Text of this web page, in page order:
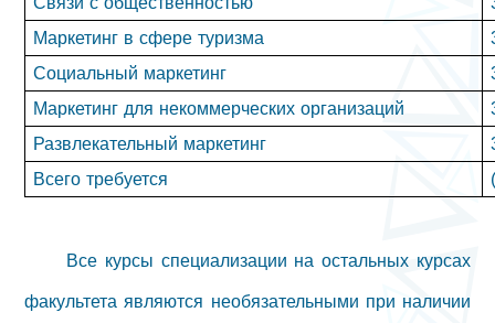
Маркетинг в сфере туризма
Социальный маркетинг
Маркетинг для некоммерческих организаций
Развлекательный маркетинг
Всего требуется
Все курсы специализации на остальных курсах
факультета являются необязательными при наличии